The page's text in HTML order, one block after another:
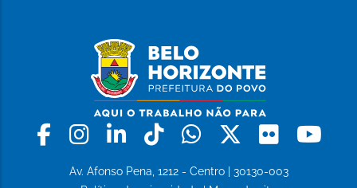
Facebook
Instagram
LinkedinTiktokWhatsapp
X Flickr
Av. Afonso Pena, 1212 - Centro | 30130-003